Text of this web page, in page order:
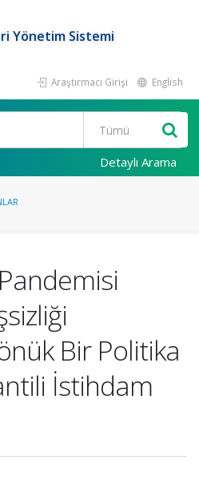
Yönetim Sistemi
Araştırmacı Girişi English
Detaylı Arama
Bir Politika
İstihdam